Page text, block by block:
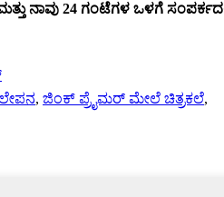
ನಾವು 24 ಗಂಟೆಗಳ ಒಳಗೆ
, ಜಿಂಕ್ ಪ್ರೈಮರ್ ಮೇಲೆ ಚಿತ್ರಕಲೆ,